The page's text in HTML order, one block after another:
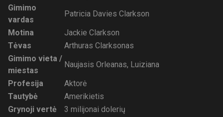
Gimimo
vardas
Patricia Davies Clarkson
Motina
Jackie Clarkson
Tėvas
Arthuras Clarksonas
Gimimo vieta /
miestas
Naujasis Orleanas, Luiziana
Profesija
Aktorė
Tautybė
Amerikietis
Grynoji vertė
3 milijonai dolerių